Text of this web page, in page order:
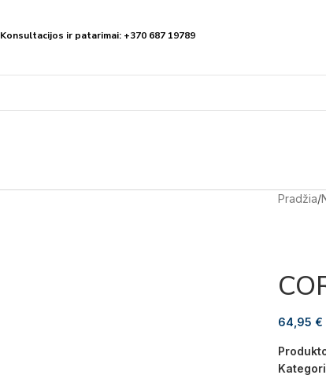
Konsultacijos ir patarimai: +370 687 19789
Pradžia/
64,95 €